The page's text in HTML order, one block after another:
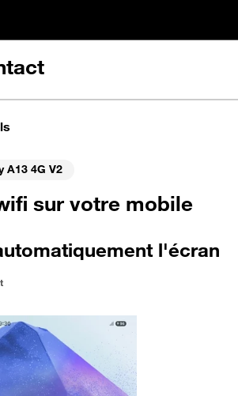
A13 4G V2
sur votre mobile
l'écran